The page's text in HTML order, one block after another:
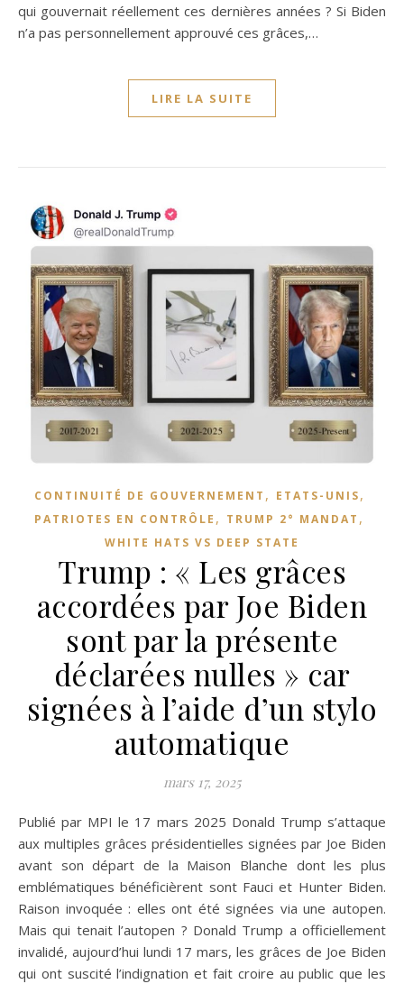
qui gouvernait réellement ces dernières années ? Si Biden
n’a pas personnellement approuvé ces grâces,…
LIRE LA SUITE
CONTINUITÉ DE GOUVERNEMENT , ETATS-UNIS,
PATRIOTES EN CONTRÔLE , TRUMP 2° MANDAT ,
WHITE HATS VS DEEP STATE
Trump : « Les grâces
accordées par Joe Biden
sont par la présente
déclarées nulles » car
signées à l’aide d’un stylo
automatique
mars 17, 2025
Publié par MPI le 17 mars 2025 Donald Trump s’attaque
aux multiples grâces présidentielles signées par Joe Biden
avant son départ de la Maison Blanche dont les plus
emblématiques bénéficièrent sont Fauci et Hunter Biden.
Raison invoquée : elles ont été signées via une autopen.
Mais qui tenait l’autopen ? Donald Trump a officiellement
invalidé, aujourd’hui lundi 17 mars, les grâces de Joe Biden
qui ont suscité l’indignation et fait croire au public que les